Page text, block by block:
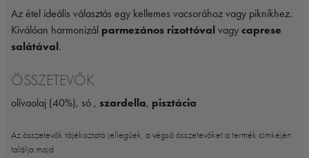
Az étel ideális választás egy kellemes vacsorához vagy piknikhez.
Kiválóan harmonizál parmezános rizottóval vagy caprese
salátával.
ÖSSZETEVŐK
olívaolaj (40%), só , szardella, pisztácia
Az összetevők tájékoztató jellegűek, a végső összetevőket a termék cimkéjén
találja majd